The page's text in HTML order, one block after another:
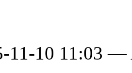
11-10 11:03 —